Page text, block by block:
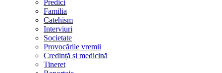
Predici
Familia
Catehism
Interviuri
Societate
Provocările vremii
Credință și medicină
Tineret